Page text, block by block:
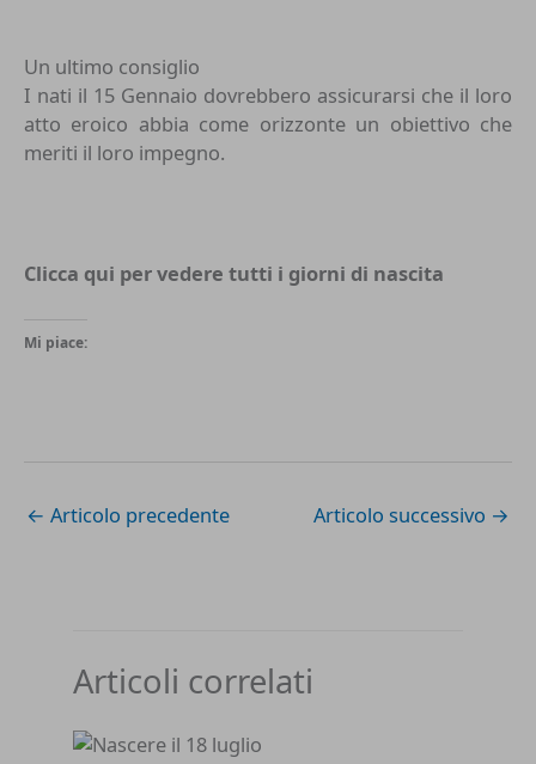
Un ultimo consiglio
I nati il 15 Gennaio dovrebbero assicurarsi che il loro
atto eroico abbia come orizzonte un obiettivo che
meriti il loro impegno.
Clicca qui per vedere tutti i giorni di nascita
Mi piace:
← Articolo precedente Articolo successivo →
Articoli correlati